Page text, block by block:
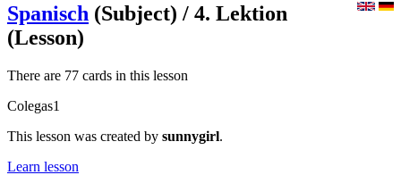
Spanisch (Subject) / 4. Lektion
(Lesson)
There are 77 cards in this lesson
Colegas1
This lesson was created by sunnygirl.
Learn lesson